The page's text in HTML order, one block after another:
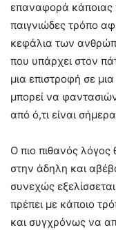
επαναφορά κάποιας
παιγνιώδες τρόπο
κεφάλια των
που υπάρχει στον
μια επιστροφή σε
μπορεί να
από ό,τι είναι
Ο πιο πιθανός
στην άδηλη και
συνεχώς
πρέπει με κάποιο
και συγχρόνως να